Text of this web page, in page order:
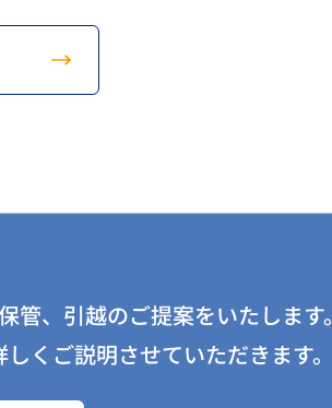
、引越のご提案をいたします。
くご説明させていただきます。